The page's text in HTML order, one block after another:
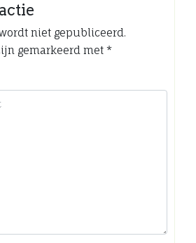
niet gepubliceerd.
gemarkeerd met *